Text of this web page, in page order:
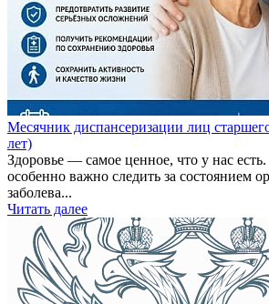
Месячник диспансеризации лиц
лет)
Здоровье — самое ценное, что у нас
особенно важно следить за состоянием
заболева...
Читать далее